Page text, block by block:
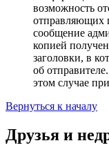
возможность
отправляющих
сообщение
копией
заголовки, в
об
этом случае
Вернуться к началу
Друзья и